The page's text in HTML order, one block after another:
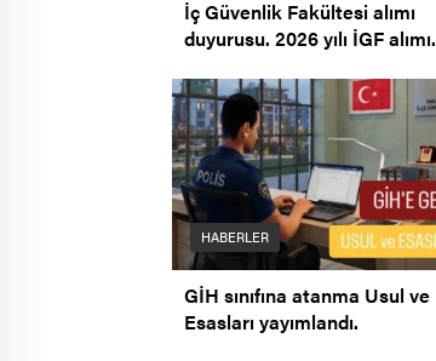
İç Güvenlik Fakültesi alımı
duyurusu. 2026 yılı İGF alımı.
HABERLER
GİH sınıfına atanma Usul ve
Esasları yayımlandı.